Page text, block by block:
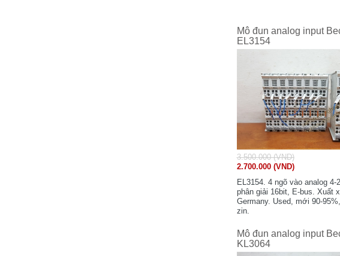
Mô đun analog input
EL3154
3.500.000 (VND)
2.700.000 (VND)
EL3154. 4 ngõ vào analog 4-
phân giải 16bit, E-bus. Xuất
Germany. Used, mới 90-
zin.
Mô đun analog input
KL3064